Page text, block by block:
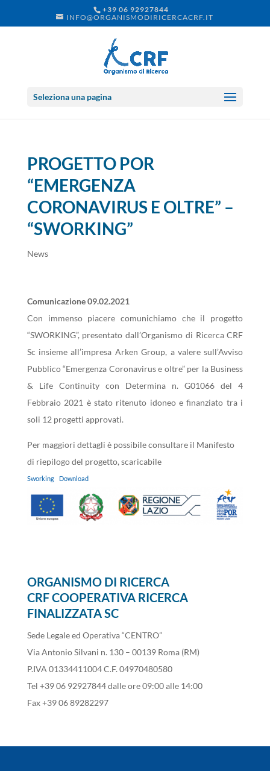
+39 06 92927844
INFO@ORGANISMODIRICERCACRF.IT
Seleziona una pagina
PROGETTO POR
“EMERGENZA
CORONAVIRUS E OLTRE” –
“SWORKING”
News
Comunicazione 09.02.2021
Con immenso piacere comunichiamo che il progetto
“SWORKING”, presentato dall’Organismo di Ricerca CRF
Sc insieme all’impresa Arken Group, a valere sull’Avviso
Pubblico “Emergenza Coronavirus e oltre” per la Business
& Life Continuity con Determina n. G01066 del 4
Febbraio 2021 è stato ritenuto idoneo e finanziato tra i
soli 12 progetti approvati.
Per maggiori dettagli è possibile consultare il Manifesto
di riepilogo del progetto, scaricabile
Sworking Download
ORGANISMO DI RICERCA
CRF COOPERATIVA RICERCA
FINALIZZATA SC
Sede Legale ed Operativa “CENTRO”
Via Antonio Silvani n. 130 – 00139 Roma (RM)
P.IVA 01334411004 C.F. 04970480580
Tel +39 06 92927844 dalle ore 09:00 alle 14:00
Fax +39 06 89282297